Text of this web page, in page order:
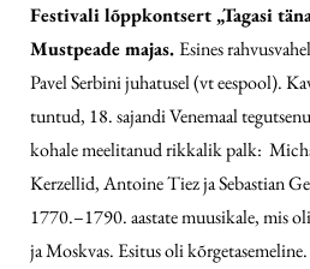
Festivali lõppkontsert „Tagasi
Mustpeade majas.Esines
Pavel Serbini juhatusel (vt eespool).
tuntud, 18. sajandi Venemaal
kohale meelitanud rikkalik palk:
Kerzellid, Antoine Tiez ja Sebastian
1770.–1790. aastate muusikale, mis
ja Moskvas. Esitus oli kõrgetasemeline.